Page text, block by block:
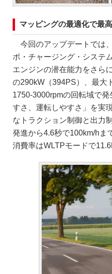
マッピングの最適化で最
今回のアップデートでは
ボ・チャージング・システ
エンジンの潜在能力をさら
の290kW（394PS）、最大
1750-3000rpmの回転域で
すさ、運転しやすさ」を実
なトラクション制御と出力
発進から4.6秒で100km/hま
消費率はWLTPモードで